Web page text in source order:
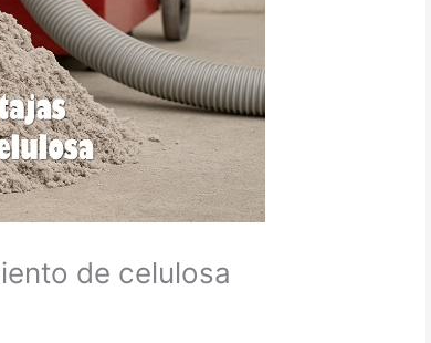
de celulosa